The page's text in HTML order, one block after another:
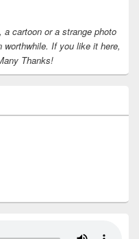
cartoon or a strange photo
If you like it here,
Thanks!